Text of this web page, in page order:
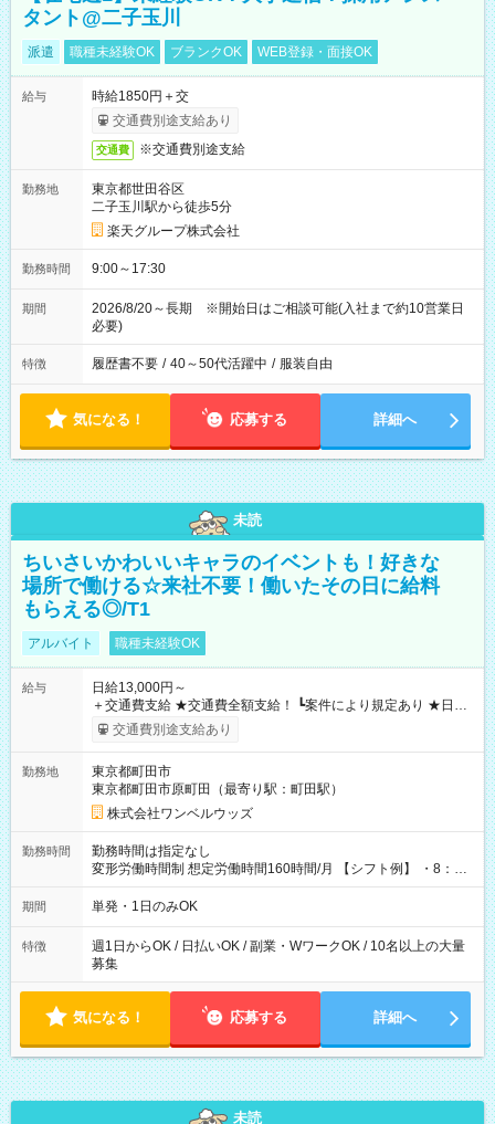
タント@二子玉川
派遣 職種未経験OK ブランクOK WEB登録・面接OK
給与
時給1850円＋交
交通費別途支給あり
交通費 ※交通費別途支給
勤務地
東京都世田谷区
二子玉川駅から徒歩5分
楽天グループ株式会社
勤務時間 9:00～17:30
期間
2026/8/20～長期 ※開始日はご相談可能(入社まで約10営業日
必要)
特徴 履歴書不要 / 40～50代活躍中 / 服装自由
気になる！ 応募する 詳細へ
未読
ちいさいかわいいキャラのイベントも！好きな
場所で働ける☆来社不要！働いたその日に給料
もらえる◎/T1
アルバイト 職種未経験OK
給与
日給13,000円～
＋交通費支給 ★交通費全額支給！ ┗案件により規定あり ★日払
いOK！（規定あり） ┗働いたその日に現金GET♪ お仕事後はコ
ンビニATMから 日払い分を引き落とせます！ 【試用期間】試
交通費別途支給あり
勤務地
東京都町田市
東京都町田市原町田（最寄り駅：町田駅）
株式会社ワンベルウッズ
勤務時間
勤務時間は指定なし
変形労働時間制 想定労働時間160時間/月 【シフト例】 ・8：00
～21：00
期間 単発・1日のみOK
特徴
週1日からOK / 日払いOK / 副業・WワークOK / 10名以上の大量
募集
気になる！ 応募する 詳細へ
未読